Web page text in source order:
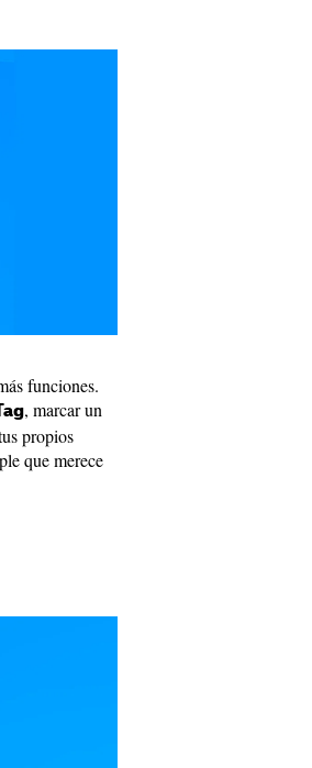
funciones.
, marcar un
propios
que merece